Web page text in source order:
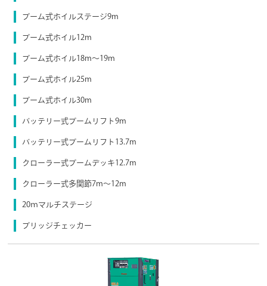
ブーム式ホイルステージ9m
ブーム式ホイル12m
ブーム式ホイル18m～19m
ブーム式ホイル25m
ブーム式ホイル30m
バッテリー式ブームリフト9m
バッテリー式ブームリフト13.7m
クローラー式ブームデッキ12.7m
クローラー式多関節7m～12m
20ｍマルチステージ
ブリッジチェッカー